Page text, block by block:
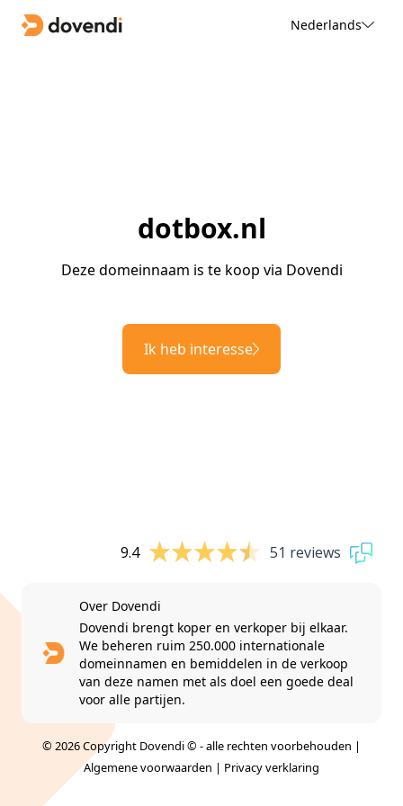
Nederlands
dotbox.nl
Deze domeinnaam is te koop via Dovendi
Ik heb interesse
9.4 51 reviews
Over Dovendi
Dovendi brengt koper en verkoper bij elkaar.
We beheren ruim 250.000 internationale
domeinnamen en bemiddelen in de verkoop
van deze namen met als doel een goede deal
voor alle partijen.
© 2026 Copyright Dovendi © - alle rechten voorbehouden |
Algemene voorwaarden | Privacy verklaring